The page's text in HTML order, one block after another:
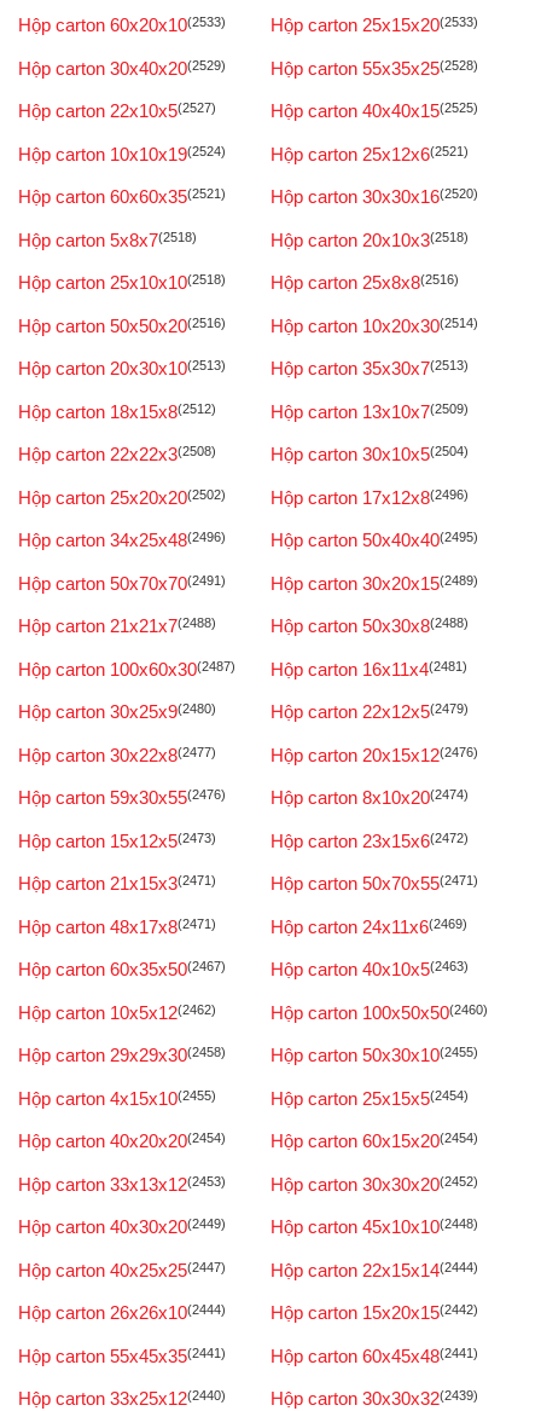
Hộp carton 60x20x10(2533) Hộp carton 25x15x20(2533)
Hộp carton 30x40x20(2529) Hộp carton 55x35x25(2528)
Hộp carton 22x10x5(2527) Hộp carton 40x40x15(2525)
Hộp carton 10x10x19(2524) Hộp carton 25x12x6(2521)
Hộp carton 60x60x35(2521) Hộp carton 30x30x16(2520)
Hộp carton 5x8x7(2518) Hộp carton 20x10x3(2518)
Hộp carton 25x10x10(2518) Hộp carton 25x8x8(2516)
Hộp carton 50x50x20(2516) Hộp carton 10x20x30(2514)
Hộp carton 20x30x10(2513) Hộp carton 35x30x7(2513)
Hộp carton 18x15x8(2512) Hộp carton 13x10x7(2509)
Hộp carton 22x22x3(2508) Hộp carton 30x10x5(2504)
Hộp carton 25x20x20(2502) Hộp carton 17x12x8(2496)
Hộp carton 34x25x48(2496) Hộp carton 50x40x40(2495)
Hộp carton 50x70x70(2491) Hộp carton 30x20x15(2489)
Hộp carton 21x21x7(2488) Hộp carton 50x30x8(2488)
Hộp carton 100x60x30(2487) Hộp carton 16x11x4(2481)
Hộp carton 30x25x9(2480) Hộp carton 22x12x5(2479)
Hộp carton 30x22x8(2477) Hộp carton 20x15x12(2476)
Hộp carton 59x30x55(2476) Hộp carton 8x10x20(2474)
Hộp carton 15x12x5(2473) Hộp carton 23x15x6(2472)
Hộp carton 21x15x3(2471) Hộp carton 50x70x55(2471)
Hộp carton 48x17x8(2471) Hộp carton 24x11x6(2469)
Hộp carton 60x35x50(2467) Hộp carton 40x10x5(2463)
Hộp carton 10x5x12(2462) Hộp carton 100x50x50(2460)
Hộp carton 29x29x30(2458) Hộp carton 50x30x10(2455)
Hộp carton 4x15x10(2455) Hộp carton 25x15x5(2454)
Hộp carton 40x20x20(2454) Hộp carton 60x15x20(2454)
Hộp carton 33x13x12(2453) Hộp carton 30x30x20(2452)
Hộp carton 40x30x20(2449) Hộp carton 45x10x10(2448)
Hộp carton 40x25x25(2447) Hộp carton 22x15x14(2444)
Hộp carton 26x26x10(2444) Hộp carton 15x20x15(2442)
Hộp carton 55x45x35(2441) Hộp carton 60x45x48(2441)
Hộp carton 33x25x12(2440) Hộp carton 30x30x32(2439)